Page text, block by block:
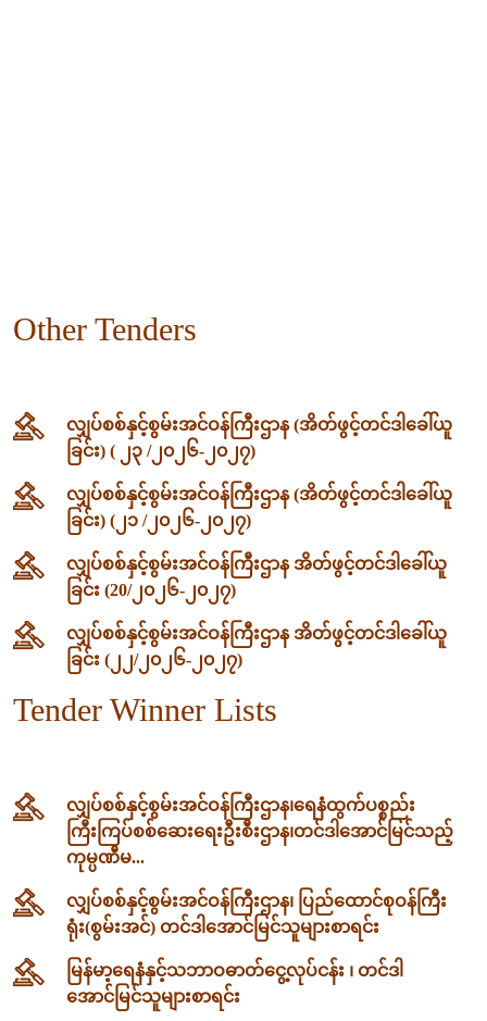
Other Tenders
လျှပ်စစ်နှင့်စွမ်းအင်ဝန်ကြီးဌာန (အိတ်ဖွင့်တင်ဒါခေါ်ယူ
ခြင်း) ( ၂၃ /၂၀၂၆-၂၀၂၇)
လျှပ်စစ်နှင့်စွမ်းအင်ဝန်ကြီးဌာန (အိတ်ဖွင့်တင်ဒါခေါ်ယူ
ခြင်း) (၂၁ /၂၀၂၆-၂၀၂၇)
လျှပ်စစ်နှင့်စွမ်းအင်ဝန်ကြီးဌာန အိတ်ဖွင့်တင်ဒါခေါ်ယူ
ခြင်း (20/၂၀၂၆-၂၀၂၇)
လျှပ်စစ်နှင့်စွမ်းအင်ဝန်ကြီးဌာန အိတ်ဖွင့်တင်ဒါခေါ်ယူ
ခြင်း (၂၂/၂၀၂၆-၂၀၂၇)
Tender Winner Lists
လျှပ်စစ်နှင့်စွမ်းအင်ဝန်ကြီးဌာန၊‌ရေနံထွက်ပစ္စည်း
ကြီးကြပ်စစ်ဆေးရေးဦးစီးဌာန၊တင်ဒါအောင်မြင်သည့်
ကုမ္ပဏီမ...
လျှပ်စစ်နှင့်စွမ်းအင်ဝန်ကြီးဌာန၊ ပြည်ထောင်စုဝန်ကြီး
ရုံး(စွမ်းအင်) တင်ဒါအောင်မြင်သူများစာရင်း
မြန်မာ့ရေနံနှင့်သဘာဝဓာတ်ငွေ့လုပ်ငန်း ၊ တင်ဒါ
အောင်မြင်သူများစာရင်း